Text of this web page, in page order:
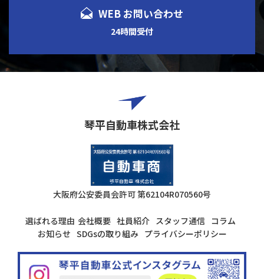
WEB お問い合わせ
24時間受付
琴平自動車株式会社
大阪府公安委員会許可第62104R070560号
選ばれる理由 会社概要 社員紹介 スタッフ通信 コラム
お知らせ SDGsの取り組み プライバシーポリシー